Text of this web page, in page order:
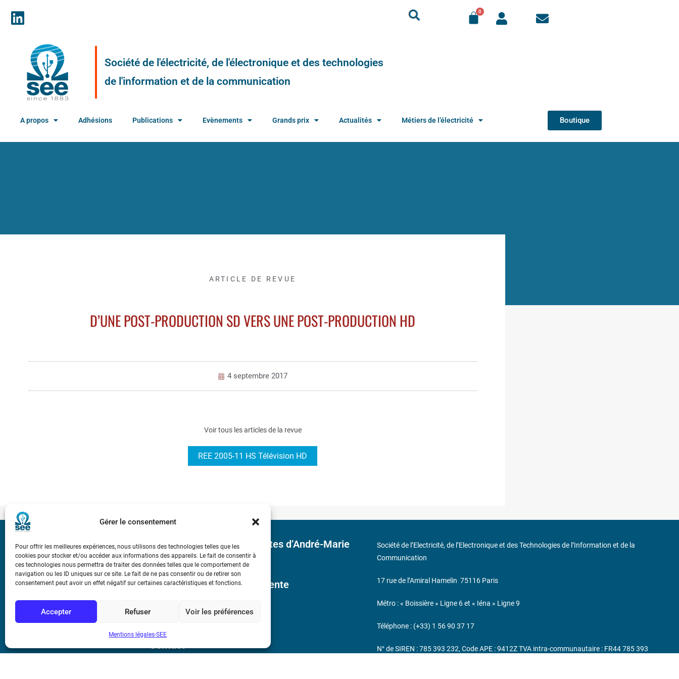
Gérer le consentement
Pour offrir les meilleures expériences, nous utilisons des technologies telles que les
cookies pour stocker et/ou accéder aux informations des appareils. Le fait de consentir à
ces technologies nous permettra de traiter des données telles que le comportement de
navigation ou les ID uniques sur ce site. Le fait de ne pas consentir ou de retirer son
consentement peut avoir un effet négatif sur certaines caractéristiques et fonctions.
Accepter Refuser Voir les préférences
Mentions légales-SEE
Société de l'électricité, de l'électronique et des technologies
de l'information et de la communication
A propos Adhésions Publications Evènements Grands prix Actualités Métiers de l’électricité Boutique
ARTICLE DE REVUE
D’UNE POST-PRODUCTION SD VERS UNE POST-PRODUCTION HD
4 septembre 2017
Voir tous les articles de la revue
REE 2005-11 HS Télévision HD
Bicentenaire des découvertes d’André-Marie
Ampère
Conditions Générales de Vente
Mentions légales
Contact
Société de l’Electricité, de l’Electronique et des Technologies de l’Information et de la
Communication
17 rue de l’Amiral Hamelin 75116 Paris
Métro : « Boissière » Ligne 6 et « Iéna » Ligne 9
Téléphone : (+33) 1 56 90 37 17
N° de SIREN : 785 393 232, Code APE : 9412Z TVA intra-communautaire : FR44 785 393